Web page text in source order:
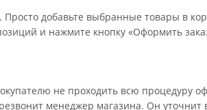
добавьте выбранные товары в
и нажмите кнопку «Оформить
не проходить всю процедуру
менеджер магазина. Он уточнит